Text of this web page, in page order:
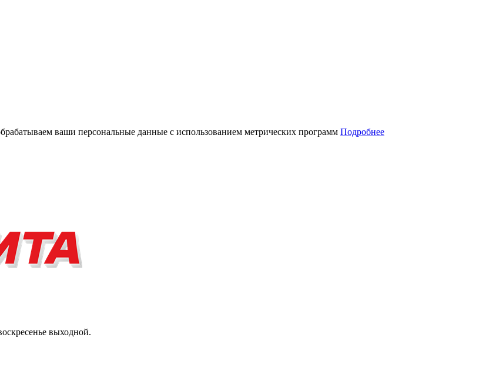
ваши персональные данные с использованием метрических программ Подробнее
выходной.